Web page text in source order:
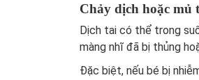
Chảy dịch hoặc mủ
Dịch tai có thể trong
màng nhĩ đã bị thủng
Đặc biệt, nếu bé bị